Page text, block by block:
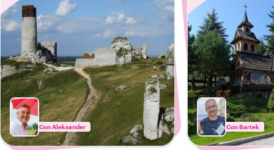
Con Aleksander Con Bartek